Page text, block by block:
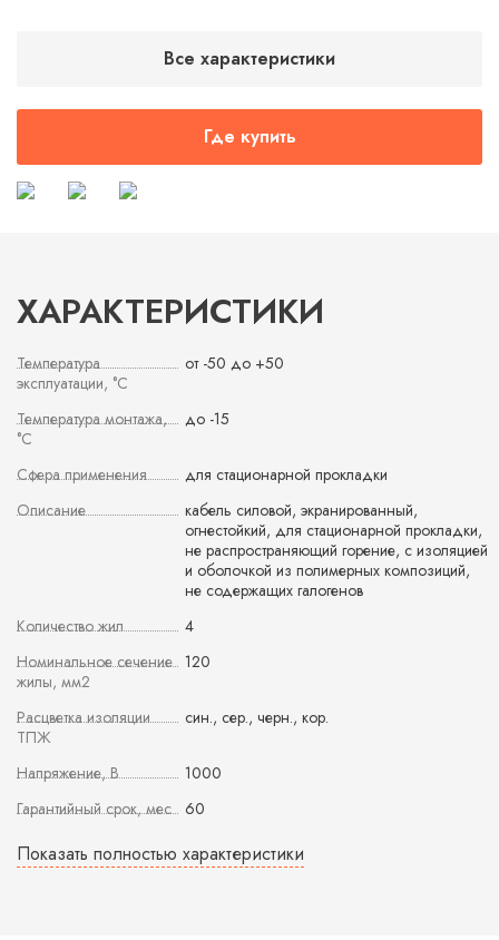
Все характеристики
Где купить
ХАРАКТЕРИСТИКИ
Температура
эксплуатации, °С
от -50 до +50
Температура монтажа,
°С
до -15
Сфера применения
для стационарной прокладки
Описание
кабель силовой, экранированный,
огнестойкий, для стационарной прокладки,
не распространяющий горение, с изоляцией
и оболочкой из полимерных композиций,
не содержащих галогенов
Количество жил
4
Номинальное сечение
жилы, мм2
120
Расцветка изоляции
ТПЖ
син., сер., черн., кор.
Напряжение, В
1000
Гарантийный срок, мес
60
Показать полностью характеристики